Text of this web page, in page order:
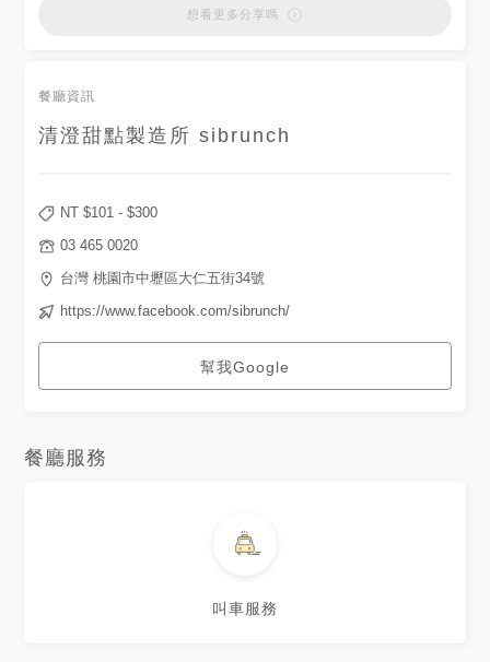
照💕主要分享台北、桃園、新竹
想看更多分享嗎
餐廳資訊
清澄甜點製造所 sibrunch
NT $101 - $300
03 465 0020
台灣 桃園市中壢區大仁五街34號
https://www.facebook.com/sibrunch/
幫我Google
餐廳服務
叫車服務